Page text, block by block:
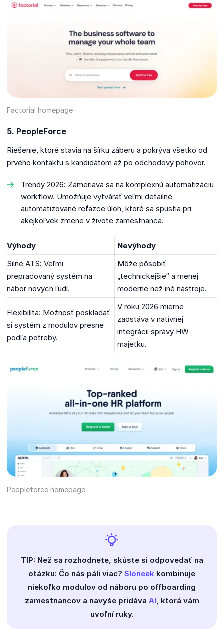
Factorial homepage
5. PeopleForce
Riešenie, ktoré stavia na šírku záberu a pokrýva všetko od
prvého kontaktu s kandidátom až po odchodový pohovor.
Trendy 2026: Zameriava sa na komplexnú automatizáciu
workflow. Umožňuje vytvárať veľmi detailné
automatizované reťazce úloh, ktoré sa spustia pri
akejkoľvek zmene v živote zamestnanca.
Výhody
Nevýhody
Silné ATS: Veľmi
prepracovaný systém na
nábor nových ľudí.
Môže pôsobiť
„technickejšie“ a menej
moderne než iné nástroje.
Flexibilita: Možnosť poskladať
si systém z modulov presne
podľa potreby.
V roku 2026 mierne
zaostáva v natívnej
integrácii správy HW
majetku.
Peopleforce homepage
TIP: Než sa rozhodnete, skúste si odpovedať na
otázku: Čo nás páli viac? Sloneek kombinuje
niekoľko modulov od náboru po offboarding
zamestnancov a navyše pridáva AI, ktorá vám
uvoľní ruky.